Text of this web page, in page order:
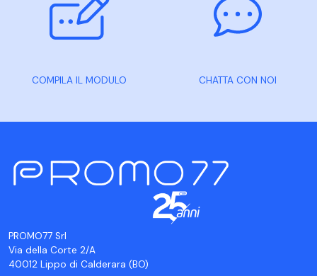
COMPILA IL MODULO CHATTA CON NOI
PROMO77 Srl
Via della Corte 2/A
40012 Lippo di Calderara (BO)